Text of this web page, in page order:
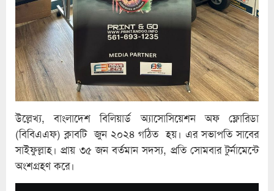
উল্লেখ্য, বাংলাদেশ বিলিয়ার্ড অ্যাসোসিয়েশন অফ ফ্লোরিডা
(বিবিএএফ) ক্লাবটি জুন ২০২৪ গঠিত হয়। এর সভাপতি সাবের
সাইফুল্লাহ। প্রায় ৩৫ জন বর্তমান সদস্য, প্রতি সোমবার টুর্নামেন্টে
অংশগ্রহণ করে।